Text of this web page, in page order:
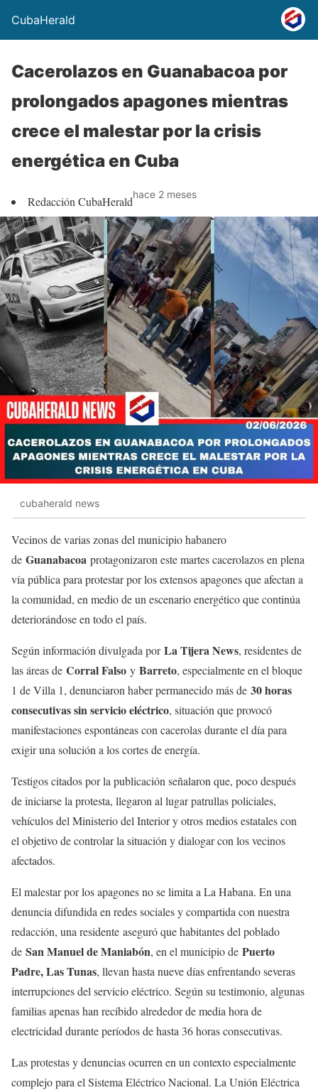
CubaHerald
Cacerolazos en Guanabacoa por
prolongados apagones mientras
crece el malestar por la crisis
energética en Cuba
Redacción CubaHeraldhace 2 meses
cubaherald news
Vecinos de varias zonas del municipio habanero
de Guanabacoa protagonizaron este martes cacerolazos en plena
vía pública para protestar por los extensos apagones que afectan a
la comunidad, en medio de un escenario energético que continúa
deteriorándose en todo el país.
Según información divulgada porLa Tijera News, residentes de
las áreas de Corral Falso y Barreto, especialmente en el bloque
1 de Villa 1, denunciaron haber permanecido más de 30 horas
consecutivas sin servicio eléctrico, situación que provocó
manifestaciones espontáneas con cacerolas durante el día para
exigir una solución a los cortes de energía.
Testigos citados por la publicación señalaron que, poco después
de iniciarse la protesta, llegaron al lugar patrullas policiales,
vehículos del Ministerio del Interior y otros medios estatales con
el objetivo de controlar la situación y dialogar con los vecinos
afectados.
El malestar por los apagones no se limita a La Habana. En una
denuncia difundida en redes sociales y compartida con nuestra
redacción, una residente aseguró que habitantes del poblado
de San Manuel de Maniabón, en el municipio de Puerto
Padre, Las Tunas, llevan hasta nueve días enfrentando severas
interrupciones del servicio eléctrico. Según su testimonio, algunas
familias apenas han recibido alrededor de media hora de
electricidad durante períodos de hasta 36 horas consecutivas.
Las protestas y denuncias ocurren en un contexto especialmente
complejo para el Sistema Eléctrico Nacional. La Unión Eléctrica